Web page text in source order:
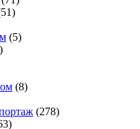
(5)
(8)
(278)